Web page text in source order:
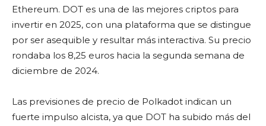
Ethereum. DOT es una de las mejores criptos para
invertir en 2025, con una plataforma que se distingue
por ser asequible y resultar más interactiva. Su precio
rondaba los 8,25 euros hacia la segunda semana de
diciembre de 2024.
Las previsiones de precio de Polkadot indican un
fuerte impulso alcista, ya que DOT ha subido más del